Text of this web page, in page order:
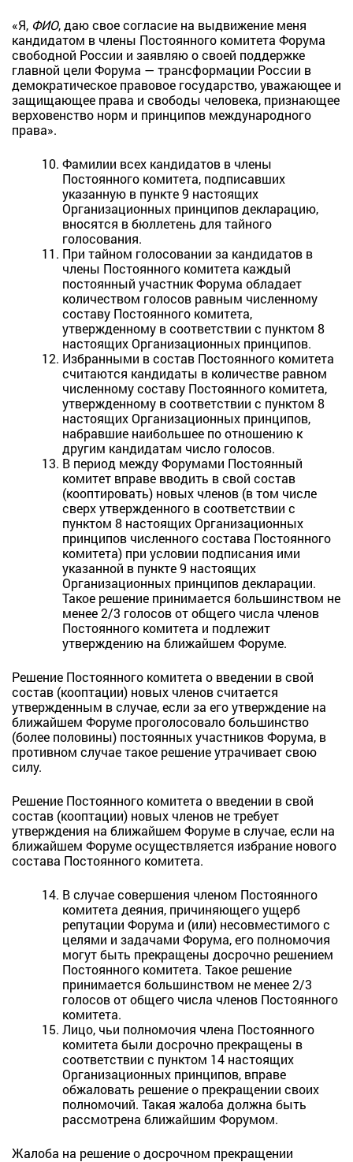
«Я, ФИО, даю свое согласие на выдвижение меня
кандидатом в члены Постоянного комитета Форума
свободной России и заявляю о своей поддержке
главной цели Форума — трансформации России в
демократическое правовое государство, уважающее и
защищающее права и свободы человека, признающее
верховенство норм и принципов международного
права».
Фамилии всех кандидатов в члены
Постоянного комитета, подписавших
указанную в пункте 9 настоящих
Организационных принципов декларацию,
вносятся в бюллетень для тайного
голосования.
При тайном голосовании за кандидатов в
члены Постоянного комитета каждый
постоянный участник Форума обладает
количеством голосов равным численному
составу Постоянного комитета,
утвержденному в соответствии с пунктом 8
настоящих Организационных принципов.
Избранными в состав Постоянного комитета
считаются кандидаты в количестве равном
численному составу Постоянного комитета,
утвержденному в соответствии с пунктом 8
настоящих Организационных принципов,
набравшие наибольшее по отношению к
другим кандидатам число голосов.
В период между Форумами Постоянный
комитет вправе вводить в свой состав
(кооптировать) новых членов (в том числе
сверх утвержденного в соответствии с
пунктом 8 настоящих Организационных
принципов численного состава Постоянного
комитета) при условии подписания ими
указанной в пункте 9 настоящих
Организационных принципов декларации.
Такое решение принимается большинством не
менее 2/3 голосов от общего числа членов
Постоянного комитета и подлежит
утверждению на ближайшем Форуме.
Решение Постоянного комитета о введении в свой
состав (кооптации) новых членов считается
утвержденным в случае, если за его утверждение на
ближайшем Форуме проголосовало большинство
(более половины) постоянных участников Форума, в
противном случае такое решение утрачивает свою
силу.
Решение Постоянного комитета о введении в свой
состав (кооптации) новых членов не требует
утверждения на ближайшем Форуме в случае, если на
ближайшем Форуме осуществляется избрание нового
состава Постоянного комитета.
В случае совершения членом Постоянного
комитета деяния, причиняющего ущерб
репутации Форума и (или) несовместимого с
целями и задачами Форума, его полномочия
могут быть прекращены досрочно решением
Постоянного комитета. Такое решение
принимается большинством не менее 2/3
голосов от общего числа членов Постоянного
комитета.
Лицо, чьи полномочия члена Постоянного
комитета были досрочно прекращены в
соответствии с пунктом 14 настоящих
Организационных принципов, вправе
обжаловать решение о прекращении своих
полномочий. Такая жалоба должна быть
рассмотрена ближайшим Форумом.
Жалоба на решение о досрочном прекращении